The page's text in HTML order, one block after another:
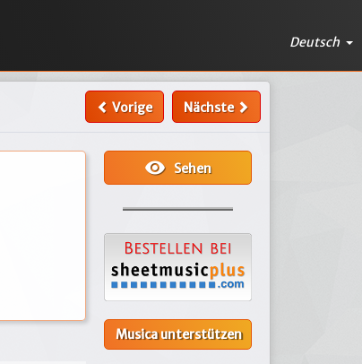
Deutsch
Vorige Nächste
visibility Sehen
Musica unterstützen